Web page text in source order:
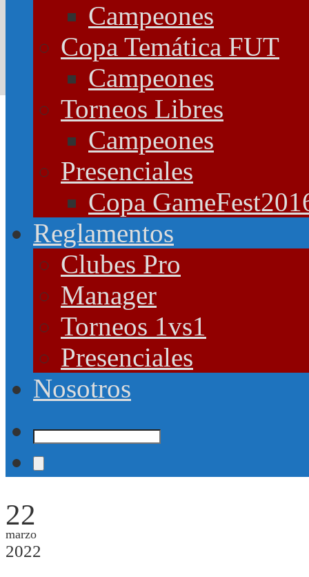
Campeones
Copa Temática FUT
Campeones
Torneos Libres
Campeones
Presenciales
Copa
Reglamentos
Clubes Pro
Manager
Torneos 1vs1
Presenciales
Nosotros
22
marzo
2022